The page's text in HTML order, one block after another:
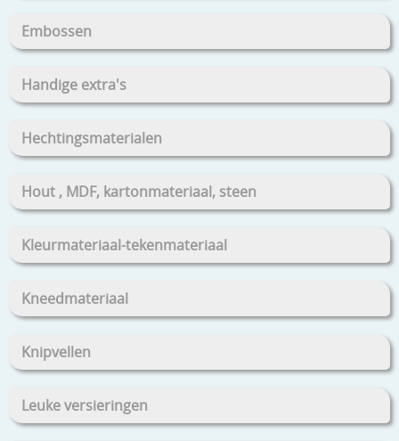
Embossen
Handige extra's
Hechtingsmaterialen
Hout , MDF, kartonmateriaal, steen
Kleurmateriaal-tekenmateriaal
Kneedmateriaal
Knipvellen
Leuke versieringen